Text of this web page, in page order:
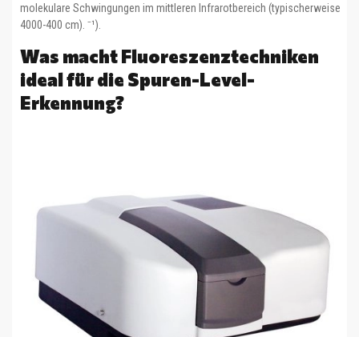
molekulare Schwingungen im mittleren Infrarotbereich (typischerweise
4000-400 cm). ⁻¹).
Was macht Fluoreszenztechniken
ideal für die Spuren-Level-
Erkennung?